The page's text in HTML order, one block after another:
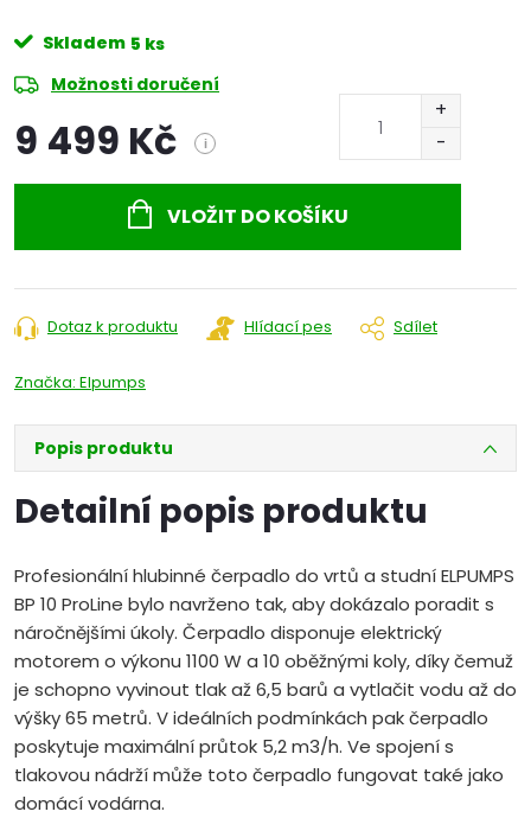
Skladem 5 ks
Možnosti doručení
9 499 Kč i
VLOŽIT DO KOŠÍKU
Dotaz k produktu Hlídací pes Sdílet
Značka: Elpumps
Popis produktu
Detailní popis produktu
Profesionální hlubinné čerpadlo do vrtů a studní ELPUMPS
BP 10 ProLine bylo navrženo tak, aby dokázalo poradit s
náročnějšími úkoly. Čerpadlo disponuje elektrický
motorem o výkonu 1100 W a 10 oběžnými koly, díky čemuž
je schopno vyvinout tlak až 6,5 barů a vytlačit vodu až do
výšky 65 metrů. V ideálních podmínkách pak čerpadlo
poskytuje maximální průtok 5,2 m3/h. Ve spojení s
tlakovou nádrží může toto čerpadlo fungovat také jako
domácí vodárna.